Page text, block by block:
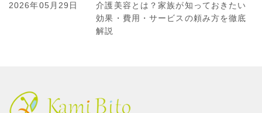
2026年05月29日
介護美容とは？家族が知っておきたい
効果・費用・サービスの頼み方を徹底
解説